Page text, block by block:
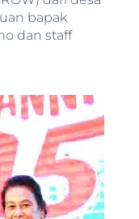
bapak
dan staff